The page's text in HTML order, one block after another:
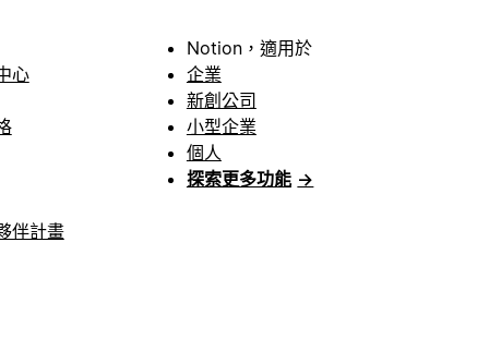
心
伴計畫
Notion，適用於
企業
新創公司
小型企業
個人
探索更多功能 →